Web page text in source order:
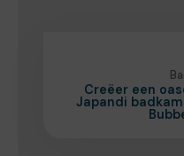
Creëer een
Japandi